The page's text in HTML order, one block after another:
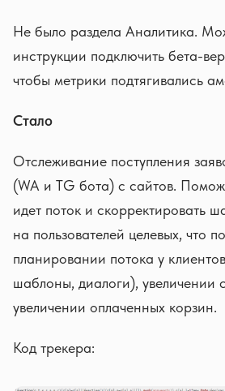
Не было раздела Аналитика.
инструкции подключить бета-
чтобы метрики подтягивались
Стало
Отслеживание поступления
(WA и TG бота) с сайтов.
идет поток и скорректировать
на пользователей целевых, что
планировании потока у
шаблоны, диалоги), увеличении
увеличении оплаченных корзин.
Код трекера: